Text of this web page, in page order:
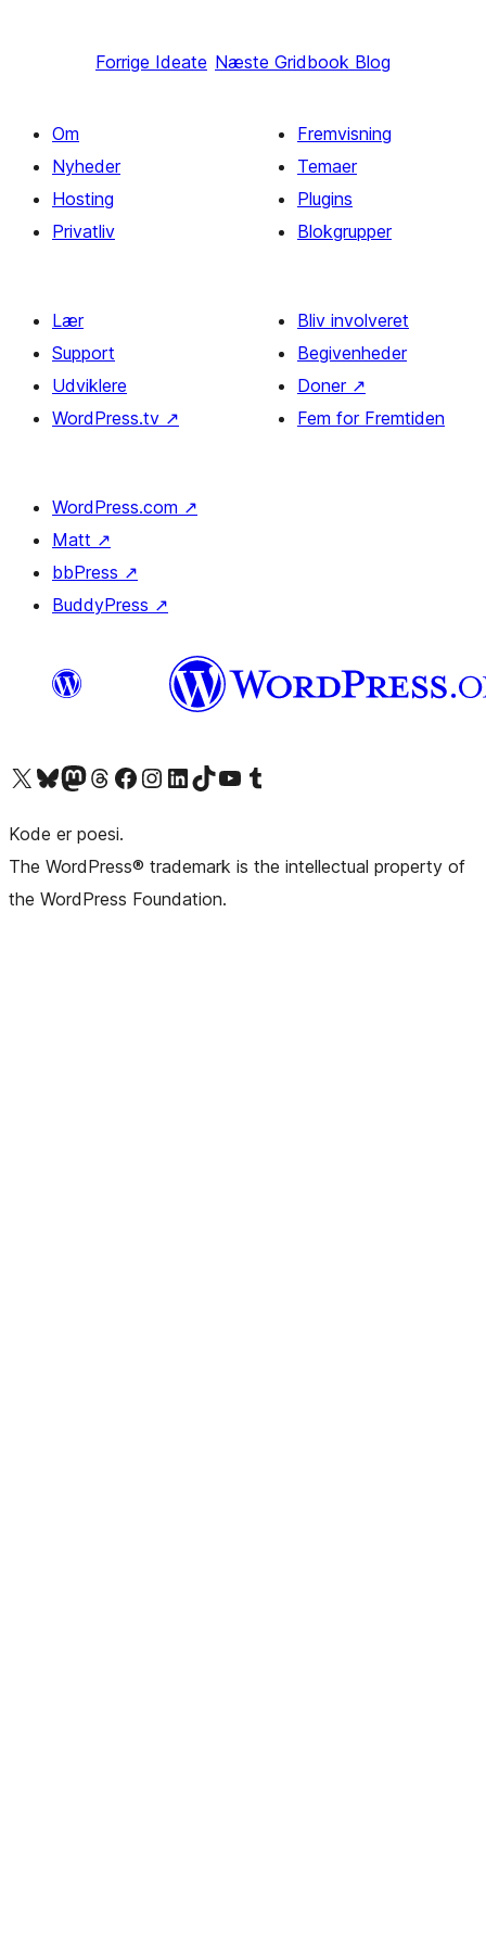
Forrige Ideate Næste Gridbook Blog
Om
Nyheder
Hosting
Privatliv
Fremvisning
Temaer
Plugins
Blokgrupper
Lær
Support
Udviklere
WordPress.tv ↗
Bliv involveret
Begivenheder
Doner ↗
Fem for Fremtiden
WordPress.com ↗
Matt ↗
bbPress ↗
BuddyPress ↗
Besøg vores X (tidligere Twitter) konto
Besøg vores Bluesky-konto
Besøg vores Mastodon konto
Besøg vores Threads-konto
Besøg vores Facebook sideBesøg vores Instagram konto
Besøg vores LinkedIn konto
Besøg vores TikTok-konto
Besøg vores YouTube-kanalBesøg vores Tumblr-konto
Kode er poesi.
The WordPress® trademark is the intellectual property of
the WordPress Foundation.